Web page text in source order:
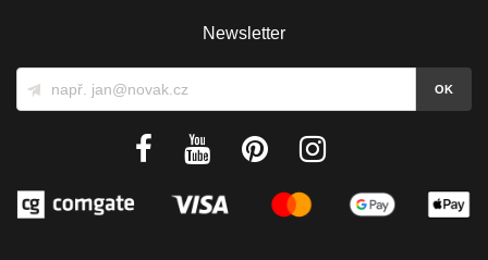
Newsletter